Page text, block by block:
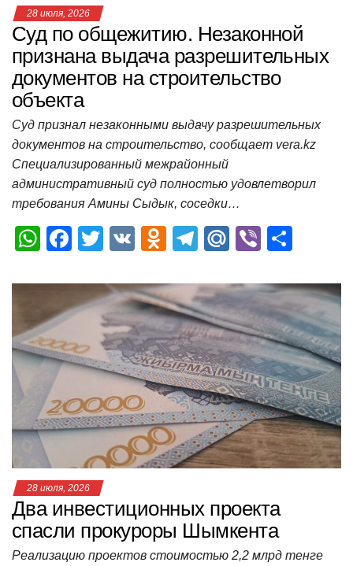
28 июля, 2026
Суд по общежитию. Незаконной
признана выдача разрешительных
документов на строительство
объекта
Суд признал незаконными выдачу разрешительных
документов на строительство, сообщает vera.kz
Специализированный межрайонный
административный суд полностью удовлетворил
требования Амины Сыдык, соседки…
W
at
s
A
p
p
F
c
e
b
o
k
T
tt
er
V
O
n
o
kl
a
ss
ni
ki
T
e
gr
a
m
M
.R
u
Vi
er п
р
а
в
и
т
ь
28 июля, 2026
Два инвестиционных проекта
спасли прокуроры Шымкента
Реализацию проектов стоимостью 2,2 млрд тенге